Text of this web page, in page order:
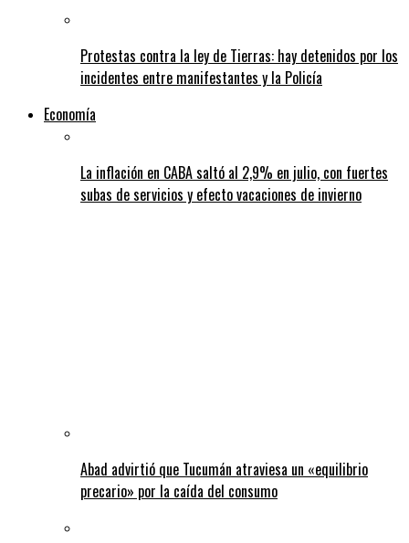
Protestas contra la ley de Tierras: hay detenidos por los
incidentes entre manifestantes y la Policía
Economía
La inflación en CABA saltó al 2,9% en julio, con fuertes
subas de servicios y efecto vacaciones de invierno
Abad advirtió que Tucumán atraviesa un «equilibrio
precario» por la caída del consumo